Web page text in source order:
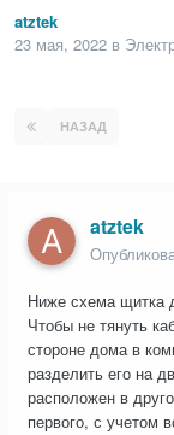
atztek
23 мая, 2022 в
НАЗАД
atztek
Ниже схема щитка
Чтобы не тянуть
стороне дома в
разделить его на
расположен в
первого, с учетом